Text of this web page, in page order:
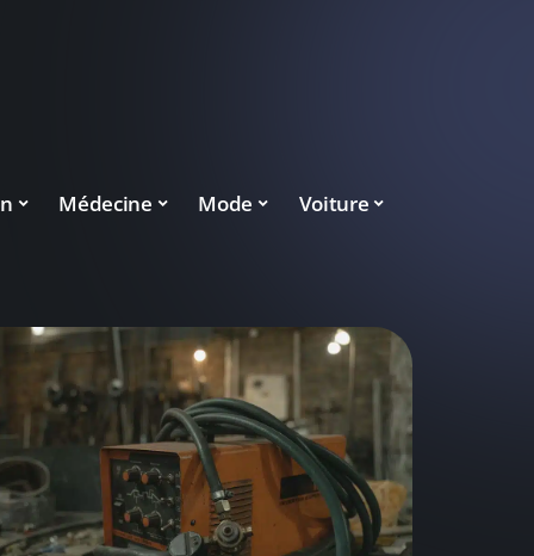
Médecine Mode Voiture